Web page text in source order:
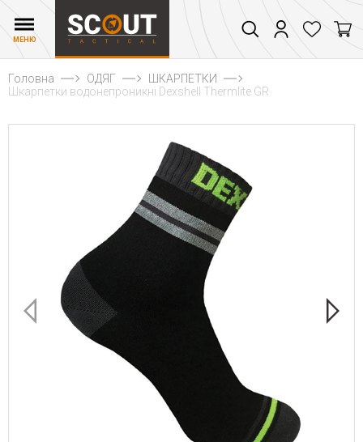
МЕНЮ
Головна ОДЯГ
ШКАРПЕТКИ
Шкарпетки водонепроникні Dexshell Thermlite GR